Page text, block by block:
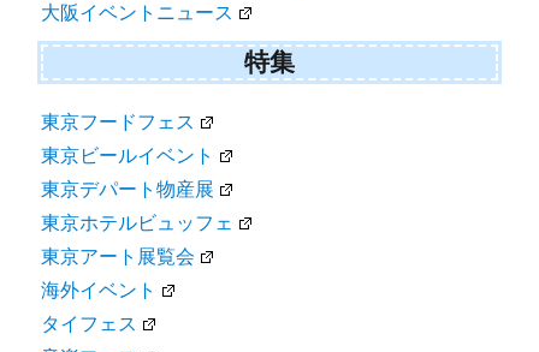
大阪イベントニュース
特集
東京フードフェス
東京ビールイベント
東京デパート物産展
東京ホテルビュッフェ
東京アート展覧会
海外イベント
タイフェス